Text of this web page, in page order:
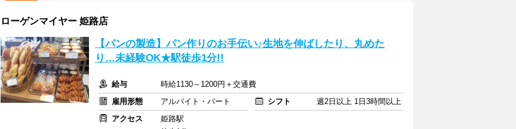
ローゲンマイヤー 姫路店
【パンの製造】パン作りのお手伝い♪生地を伸ばしたり、丸めた
り…未経験OK★駅徒歩1分!!
給与
時給1130～1200円＋交通費
雇用形態
アルバイト・パート シフト
週2日以上 1日3時間以上
アクセス
姫路駅